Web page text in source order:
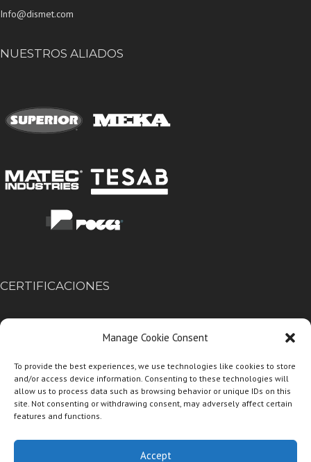
Manage Cookie Consent
To provide the best experiences, we use technologies like cookies to store
and/or access device information. Consenting to these technologies will
allow us to process data such as browsing behavior or unique IDs on this
site. Not consenting or withdrawing consent, may adversely affect certain
features and functions.
Accept
Info@dismet.com
NUESTROS ALIADOS
CERTIFICACIONES